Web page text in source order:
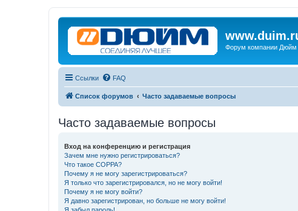
Форум компании Дюйм
Ссылки FAQ
Список форумов Часто задаваемые вопросы
Часто задаваемые вопросы
Вход на конференцию и регистрация
Зачем мне нужно регистрироваться?
Что такое COPPA?
Почему я не могу зарегистрироваться?
Я только что зарегистрировался, но не могу войти!
Почему я не могу войти?
Я давно зарегистрирован, но больше не могу войти!
Я забыл пароль!